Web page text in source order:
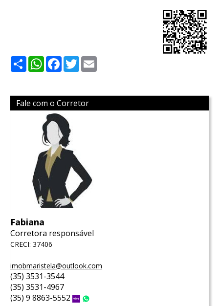
ShareWhatsApp
Facebook
Twitter
Fale com o Corretor
Fabiana
Corretora responsável
CRECI: 37406
imobmaristela@outlook.com
(35) 3531-3544
(35) 3531-4967
(35) 9 8863-5552
Vivo